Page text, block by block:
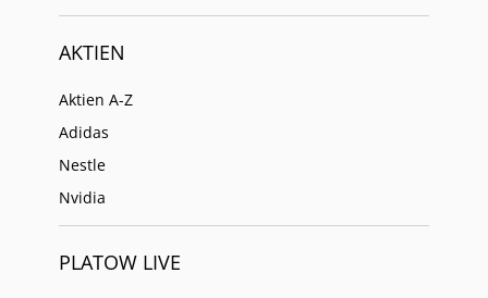
AKTIEN
Aktien A-Z
Adidas
Nestle
Nvidia
PLATOW LIVE